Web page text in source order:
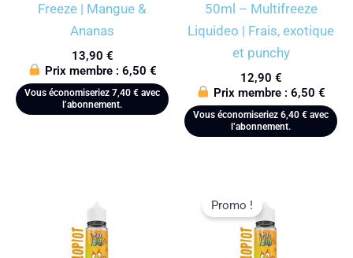
Freeze | Mangue &
Ananas
13,90 €
Prix membre : 6,50 €
Vous économiseriez 7,40 € avec
l’abonnement.
50ml – Multifreeze
Liquideo | Frais, exotique
et punchy
12,90 €
Prix membre : 6,50 €
Vous économiseriez 6,40 € avec
l’abonnement.
Promo !